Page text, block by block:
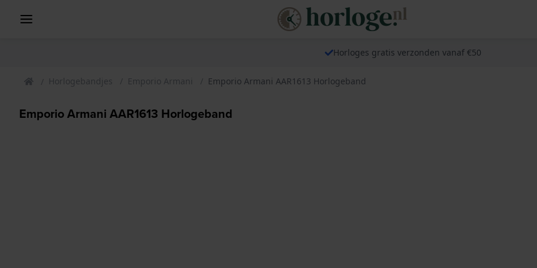
Horloges gratis verzonden vanaf €50
Horlogebandjes Emporio Armani Emporio Armani AAR1613 Horlogeband
Emporio Armani AAR1613 Horlogeband